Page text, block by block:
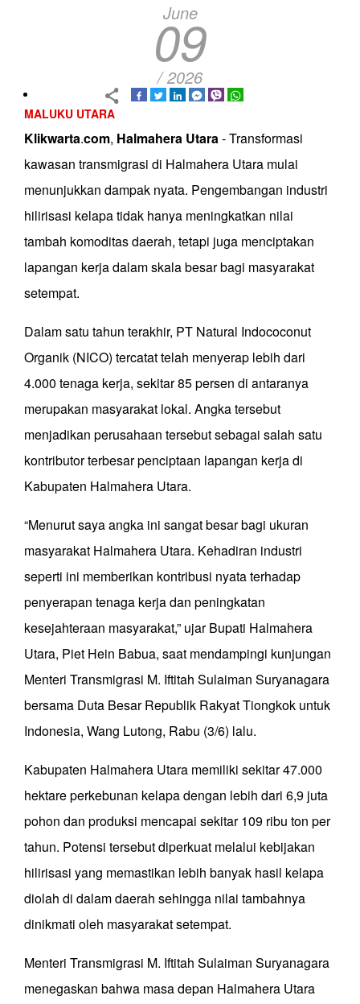
June
09
/ 2026
MALUKU UTARA
Klikwarta.com, Halmahera Utara- Transformasi
kawasan transmigrasi di Halmahera Utara mulai
menunjukkan dampak nyata. Pengembangan industri
hilirisasi kelapa tidak hanya meningkatkan nilai
tambah komoditas daerah, tetapi juga menciptakan
lapangan kerja dalam skala besar bagi masyarakat
setempat.
Dalam satu tahun terakhir, PT Natural Indococonut
Organik (NICO) tercatat telah menyerap lebih dari
4.000 tenaga kerja, sekitar 85 persen di antaranya
merupakan masyarakat lokal. Angka tersebut
menjadikan perusahaan tersebut sebagai salah satu
kontributor terbesar penciptaan lapangan kerja di
Kabupaten Halmahera Utara.
“Menurut saya angka ini sangat besar bagi ukuran
masyarakat Halmahera Utara. Kehadiran industri
seperti ini memberikan kontribusi nyata terhadap
penyerapan tenaga kerja dan peningkatan
kesejahteraan masyarakat,” ujar Bupati Halmahera
Utara, Piet Hein Babua, saat mendampingi kunjungan
Menteri Transmigrasi M. Iftitah Sulaiman Suryanagara
bersama Duta Besar Republik Rakyat Tiongkok untuk
Indonesia, Wang Lutong, Rabu (3/6) lalu.
Kabupaten Halmahera Utara memiliki sekitar 47.000
hektare perkebunan kelapa dengan lebih dari 6,9 juta
pohon dan produksi mencapai sekitar 109 ribu ton per
tahun. Potensi tersebut diperkuat melalui kebijakan
hilirisasi yang memastikan lebih banyak hasil kelapa
diolah di dalam daerah sehingga nilai tambahnya
dinikmati oleh masyarakat setempat.
Menteri Transmigrasi M. Iftitah Sulaiman Suryanagara
menegaskan bahwa masa depan Halmahera Utara